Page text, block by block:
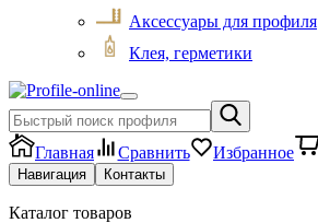
Аксессуары для профиля
Клея, герметики
Главная Сравнить Избранное
Навигация Контакты
Каталог товаров